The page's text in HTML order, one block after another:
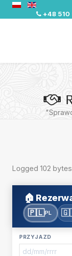
+48
Logged 102
🏠
🇵🇱PL
PRZYJAZD